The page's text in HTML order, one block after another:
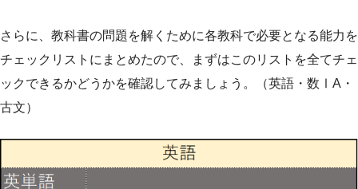
さらに、教科書の問題を解くために各教科で必要となる能力を
チェックリストにまとめたので、まずはこのリストを全てチェ
ックできるかどうかを確認してみましょう。（英語・数ⅠA・
古文）